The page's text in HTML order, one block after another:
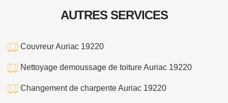
AUTRES SERVICES
Couvreur Auriac 19220
Nettoyage demoussage de toiture Auriac 19220
Changement de charpente Auriac 19220